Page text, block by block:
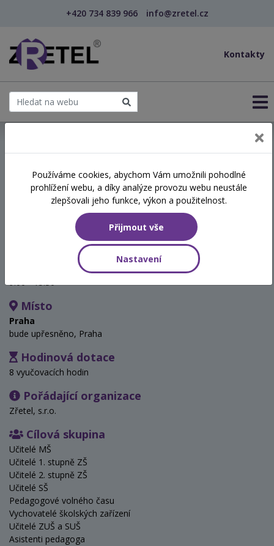
+420 734 839 966 info@zretel.cz
Kontakty
šablony
Obtížné situace a konflikty
na školách a jejich zvládání
9:00 - 15:30
Místo
Praha
bude upřesněno, Praha
Hodinová dotace
8 vyučovacích hodin
Pořádající organizace
Zřetel, s.r.o.
Cílová skupina
Učitelé MŠ
Učitelé 1. stupně ZŠ
Učitelé 2. stupně ZŠ
Učitelé SŠ
Pedagogové volného času
Vychovatelé školských zařízení
Učitelé ZUŠ a SUŠ
Asistenti pedagoga
Používáme cookies, abychom Vám umožnili pohodlné
prohlížení webu, a díky analýze provozu webu neustále
zlepšovali jeho funkce, výkon a použitelnost.
Přijmout vše
Nastavení